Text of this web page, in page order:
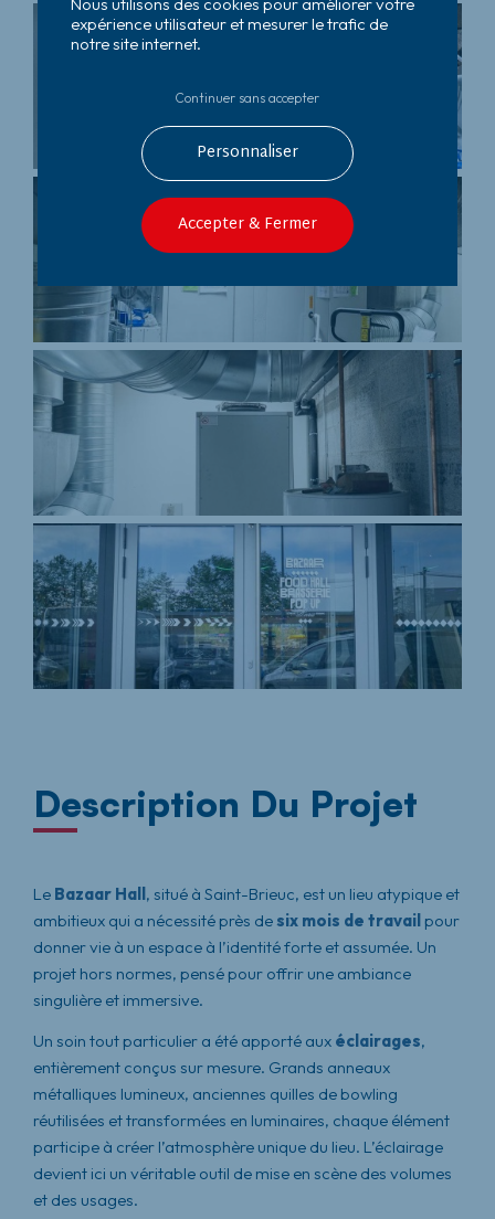
Description Du Projet
Le Bazaar Hall, situé à Saint-Brieuc, est un lieu atypique et
ambitieux qui a nécessité près desix mois de travailpour
donner vie à un espace à l’identité forte et assumée. Un
projet hors normes, pensé pour offrir une ambiance
singulière et immersive.
Un soin tout particulier a été apporté aux éclairages,
entièrement conçus sur mesure. Grands anneaux
métalliques lumineux, anciennes quilles de bowling
réutilisées et transformées en luminaires, chaque élément
participe à créer l’atmosphère unique du lieu. L’éclairage
devient ici un véritable outil de mise en scène des volumes
et des usages.
expérience utilisateur et mesurer le trafic de
notre site internet.
Accepter & Fermer
Continuer sans accepter
Personnaliser